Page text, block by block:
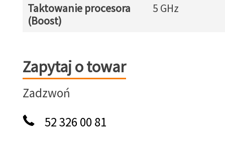
Taktowanie procesora
(Boost)
5 GHz
Zapytaj o towar
Zapytaj o towar
Zadzwoń
52 326 00 81